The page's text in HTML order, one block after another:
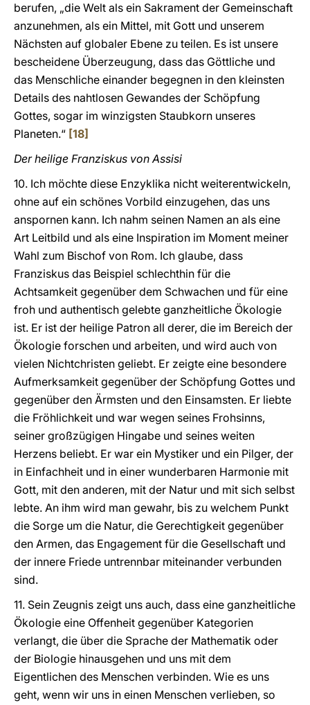
berufen, „die Welt als ein Sakrament der Gemeinschaft
anzunehmen, als ein Mittel, mit Gott und unserem
Nächsten auf globaler Ebene zu teilen. Es ist unsere
bescheidene Überzeugung, dass das Göttliche und
das Menschliche einander begegnen in den kleinsten
Details des nahtlosen Gewandes der Schöpfung
Gottes, sogar im winzigsten Staubkorn unseres
Planeten.“ [18]
Der heilige Franziskus von Assisi
10. Ich möchte diese Enzyklika nicht weiterentwickeln,
ohne auf ein schönes Vorbild einzugehen, das uns
anspornen kann. Ich nahm seinen Namen an als eine
Art Leitbild und als eine Inspiration im Moment meiner
Wahl zum Bischof von Rom. Ich glaube, dass
Franziskus das Beispiel schlechthin für die
Achtsamkeit gegenüber dem Schwachen und für eine
froh und authentisch gelebte ganzheitliche Ökologie
ist. Er ist der heilige Patron all derer, die im Bereich der
Ökologie forschen und arbeiten, und wird auch von
vielen Nichtchristen geliebt. Er zeigte eine besondere
Aufmerksamkeit gegenüber der Schöpfung Gottes und
gegenüber den Ärmsten und den Einsamsten. Er liebte
die Fröhlichkeit und war wegen seines Frohsinns,
seiner großzügigen Hingabe und seines weiten
Herzens beliebt. Er war ein Mystiker und ein Pilger, der
in Einfachheit und in einer wunderbaren Harmonie mit
Gott, mit den anderen, mit der Natur und mit sich selbst
lebte. An ihm wird man gewahr, bis zu welchem Punkt
die Sorge um die Natur, die Gerechtigkeit gegenüber
den Armen, das Engagement für die Gesellschaft und
der innere Friede untrennbar miteinander verbunden
sind.
11. Sein Zeugnis zeigt uns auch, dass eine ganzheitliche
Ökologie eine Offenheit gegenüber Kategorien
verlangt, die über die Sprache der Mathematik oder
der Biologie hinausgehen und uns mit dem
Eigentlichen des Menschen verbinden. Wie es uns
geht, wenn wir uns in einen Menschen verlieben, so